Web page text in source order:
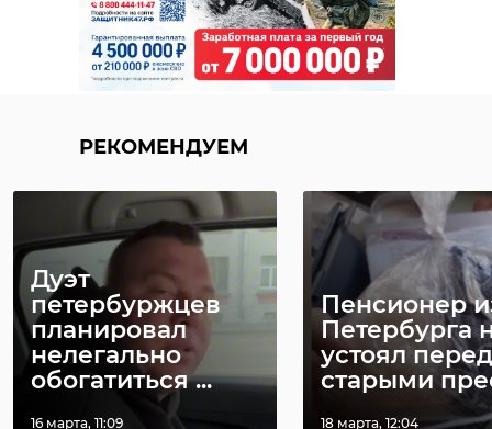
РЕКОМЕНДУЕМ
Дуэт
петербуржцев
планировал
нелегально
обогатиться ...
16 марта, 11:09
Пенсионер
Петербурга
устоял перед
старыми
18 марта, 12:04